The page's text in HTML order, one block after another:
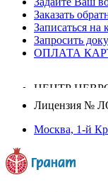
Заказать
Записаться на
Запросить
ОПЛАТА
ЦЕНТР
Лицензия №
Москва, 1-й